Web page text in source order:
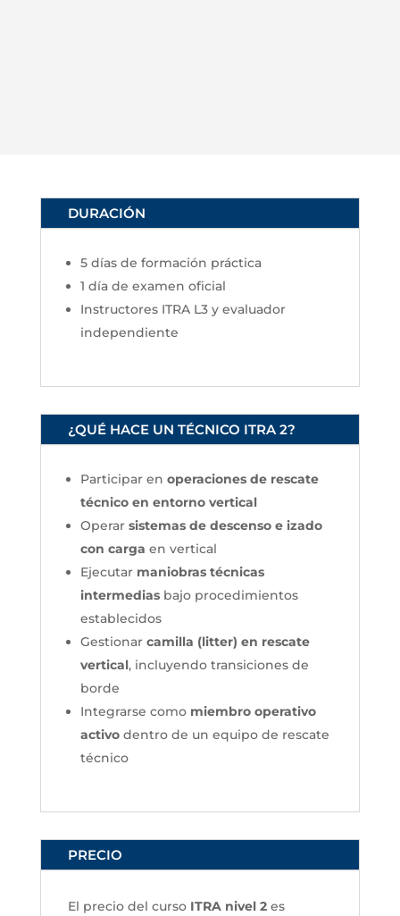
DURACIÓN
5 días de formación práctica
1 día de examen oficial
Instructores ITRA L3 y evaluador
independiente
¿QUÉ HACE UN TÉCNICO ITRA 2?
Participar en operaciones de rescate
técnico en entorno vertical
Operar sistemas de descenso e izado
con carga en vertical
Ejecutar maniobras técnicas
intermediasbajo procedimientos
establecidos
Gestionar camilla (litter) en rescate
vertical, incluyendo transiciones de
borde
Integrarse como miembro operativo
activodentro de un equipo de rescate
técnico
PRECIO
El precio del curso ITRA nivel 2es